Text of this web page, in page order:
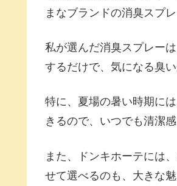
まなブランドの消臭スプ
私が選んだ消臭スプレー
するだけで、気になる臭
特に、夏場の暑い時期に
きるので、いつでも清潔
また、ドンキホーテには
せて選べるのも、大きな魅